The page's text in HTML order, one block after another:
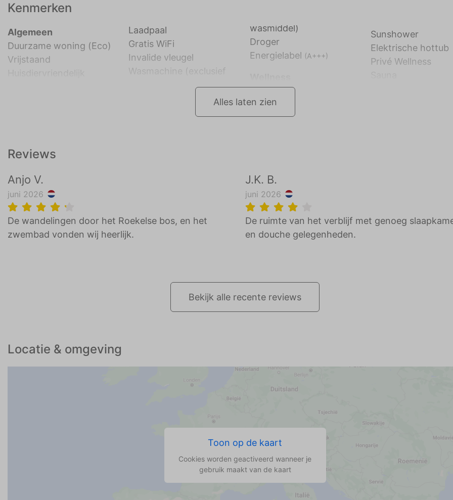
Kenmerken
Algemeen
Duurzame woning (Eco)
Vrijstaand
Laadpaal
Gratis WiFi
Invalide vleugel
Wasmachine (exclusief
wasmiddel)
Droger
Energielabel (A+++)
Sunshower
Elektrische hottub
Privé Wellness
Alles laten zien
Reviews
Anjo V.
juni 2026
De wandelingen door het Roekelse bos, en het
zwembad vonden wij heerlijk.
J.K. B.
juni 2026
De ruimte van het verblijf met genoeg
en douche gelegenheden.
Bekijk alle recente reviews
Locatie & omgeving
Toon op de kaart
Cookies worden geactiveerd wanneer je
gebruik maakt van de kaart